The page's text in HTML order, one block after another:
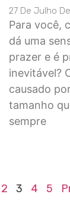
27 De Julho
Para você,
dá uma
prazer e é
inevitável?
causado
tamanho
sempre
2 3 4 5